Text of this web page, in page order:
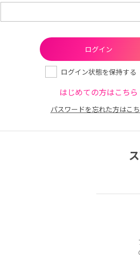
ログイン状態を保持する
はじめての方はこちら
パスワードを忘れた方はこ